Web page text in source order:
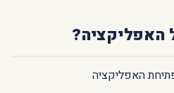
האפליקציה?
האפליקציה